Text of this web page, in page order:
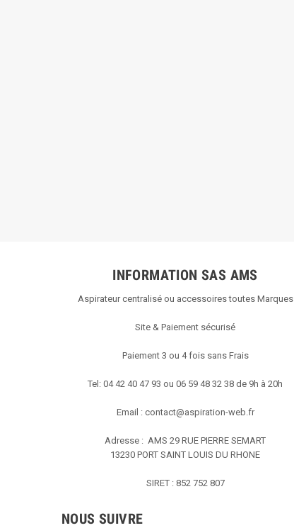
INFORMATION SAS AMS
Aspirateur centralisé ou accessoires toutes Marques
Site & Paiement sécurisé
Paiement 3 ou 4 fois sans Frais
Tel: 04 42 40 47 93 ou 06 59 48 32 38 de 9h à 20h
Email : contact@aspiration-web.fr
Adresse : AMS 29 RUE PIERRE SEMART
13230 PORT SAINT LOUIS DU RHONE
SIRET : 852 752 807
NOUS SUIVRE